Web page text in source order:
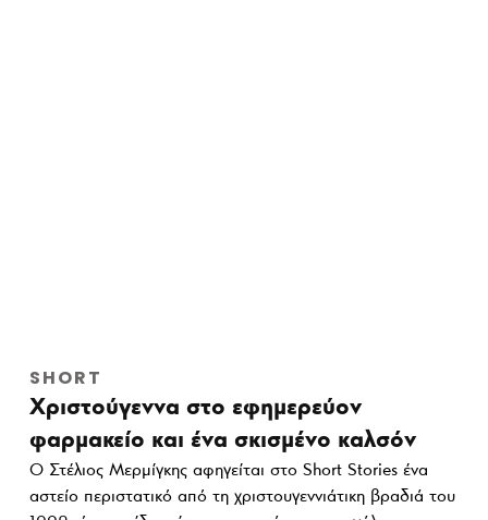
SHORT
Χριστούγεννα στο εφημερεύον
φαρμακείο και ένα σκισμένο καλσόν
Ο Στέλιος Μερμίγκης αφηγείται στο Short Stories ένα
αστείο περιστατικό από τη χριστουγεννιάτικη βραδιά του